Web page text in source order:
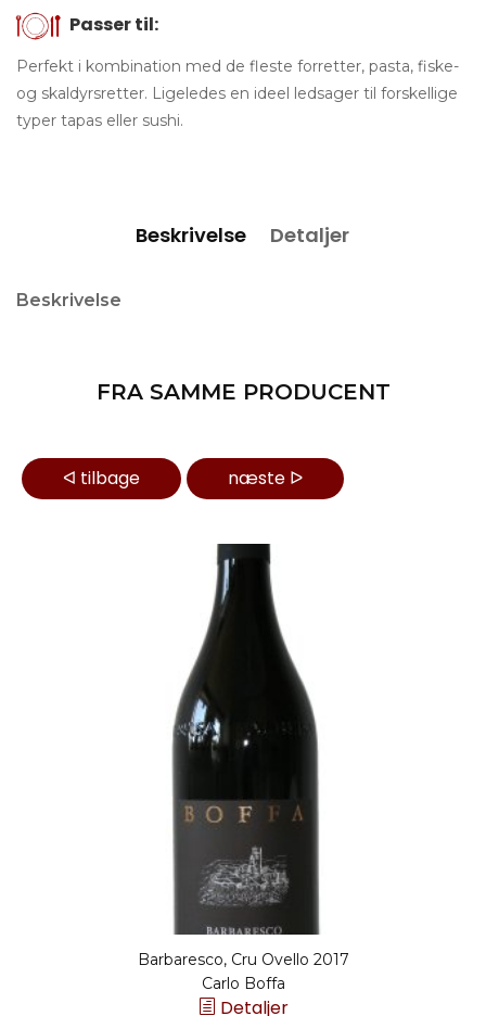
Passer til:
Perfekt i kombination med de fleste forretter, pasta, fiske-
og skaldyrsretter. Ligeledes en ideel ledsager til forskellige
typer tapas eller sushi.
Beskrivelse Detaljer
Beskrivelse
FRA SAMME PRODUCENT
ᐊ tilbage næste ᐅ
Barbaresco, Cru Ovello 2017
Carlo Boffa
Detaljer